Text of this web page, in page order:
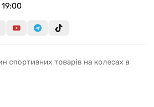
спортивних товарів на колесах в